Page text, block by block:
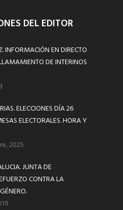
DEL EDITOR
INFORMACIÓN EN DIRECTO
DE INTERINOS
ELECCIONES DÍA 26
ELECTORALES. HORA Y
2025
JUNTA DE
CONTRA LA